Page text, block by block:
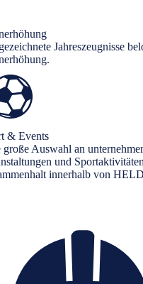
Jahreszeugnisse
& Events
große Auswahl an
und
innerhalb von